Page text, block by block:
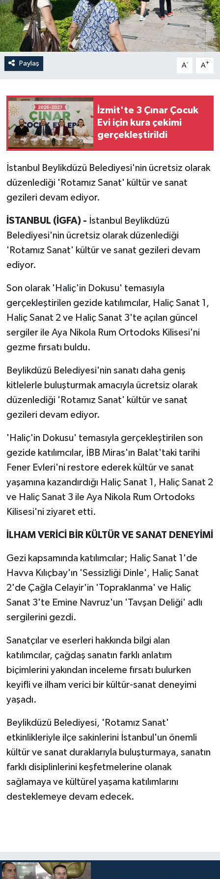
Paylaş A- A+
İzmit'te 3 Çınar Çocuk
Evi için kura çekimi
gerçekleştirildi
İstanbul Beylikdüzü Belediyesi'nin ücretsiz olarak
düzenlediği 'Rotamız Sanat' kültür ve sanat
gezileri devam ediyor.
İSTANBUL (İGFA) - İstanbul Beylikdüzü
Belediyesi'nin ücretsiz olarak düzenlediği
'Rotamız Sanat' kültür ve sanat gezileri devam
ediyor.
Son olarak 'Haliç'in Dokusu' temasıyla
gerçekleştirilen gezide katılımcılar, Haliç Sanat 1,
Haliç Sanat 2 ve Haliç Sanat 3'te açılan güncel
sergiler ile Aya Nikola Rum Ortodoks Kilisesi'ni
gezme fırsatı buldu.
Beylikdüzü Belediyesi'nin sanatı daha geniş
kitlelerle buluşturmak amacıyla ücretsiz olarak
düzenlediği 'Rotamız Sanat' kültür ve sanat
gezileri devam ediyor.
'Haliç'in Dokusu' temasıyla gerçekleştirilen son
gezide katılımcılar, İBB Miras'ın Balat'taki tarihi
Fener Evleri'ni restore ederek kültür ve sanat
yaşamına kazandırdığı Haliç Sanat 1, Haliç Sanat 2
ve Haliç Sanat 3 ile Aya Nikola Rum Ortodoks
Kilisesi'ni ziyaret etti.
İLHAM VERİCİ BİR KÜLTÜR VE SANAT DENEYİMİ
Gezi kapsamında katılımcılar; Haliç Sanat 1'de
Havva Kılıçbay'ın 'Sessizliği Dinle', Haliç Sanat
2'de Çağla Celayir'in 'Topraklanma' ve Haliç
Sanat 3'te Emine Navruz'un 'Tavşan Deliği' adlı
sergilerini gezdi.
Sanatçılar ve eserleri hakkında bilgi alan
katılımcılar, çağdaş sanatın farklı anlatım
biçimlerini yakından inceleme fırsatı bulurken
keyifli ve ilham verici bir kültür-sanat deneyimi
yaşadı.
Beylikdüzü Belediyesi, 'Rotamız Sanat'
etkinlikleriyle ilçe sakinlerini İstanbul'un önemli
kültür ve sanat duraklarıyla buluşturmaya, sanatın
farklı disiplinlerini keşfetmelerine olanak
sağlamaya ve kültürel yaşama katılımlarını
desteklemeye devam edecek.